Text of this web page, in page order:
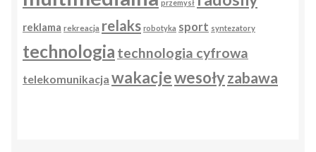
przemysł
reklama rekreacja relaks robotyka sport syntezatory
technologia technologia cyfrowa
telekomunikacja wakacjewesołyzabawa